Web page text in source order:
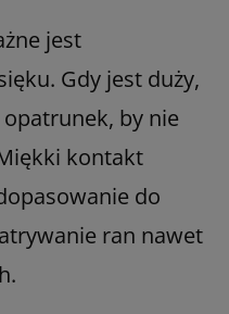
jest
Gdy jest duży,
by nie
kontakt
do
ran nawet